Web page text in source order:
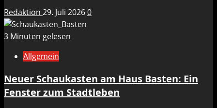
Redaktion 29. Juli 20260
3 Minuten gelesen
Allgemein
Neuer Schaukasten am Haus Basten: Ein
Fenster zum Stadtleben